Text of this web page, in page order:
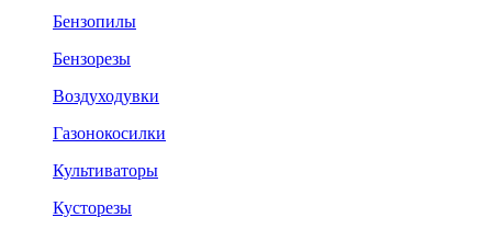
Бензопилы
Бензорезы
Воздуходувки
Газонокосилки
Культиваторы
Кусторезы